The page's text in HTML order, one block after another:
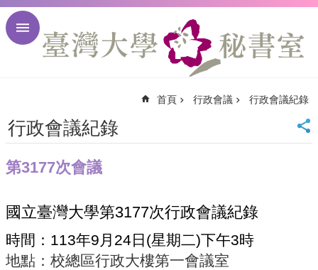
跳到主要內容區塊
首
頁
大
臺
大
校
訊
首頁 行政會議 行政會議紀錄
行政會議紀錄
第3177次會議
國立臺灣大學第3177次行政會議紀錄
時間： 113年9月 24 日 (星期二)下午3時
地點：校總區行政大樓第一會議室